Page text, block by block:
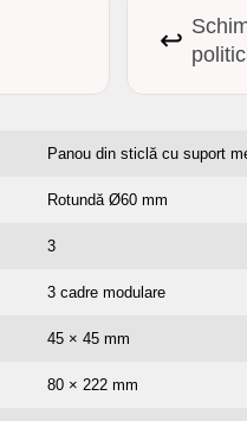
↩️
Panou din sticlă cu suport
Rotundă Ø60 mm
3
3 cadre modulare
45 × 45 mm
80 × 222 mm